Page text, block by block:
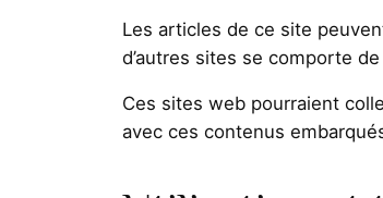
Les articles de ce site
d’autres sites se comporte
Ces sites web pourraient
avec ces contenus